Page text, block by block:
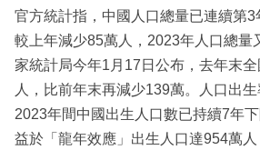
官方統計指，中國人口總量已連續第
較上年減少85萬人，2023年人口總量
家統計局今年1月17日公布，去年末
人，比前年末再減少139萬。人口出
2023年間中國出生人口數已持續7年
益於「龍年效應」出生人口達954萬